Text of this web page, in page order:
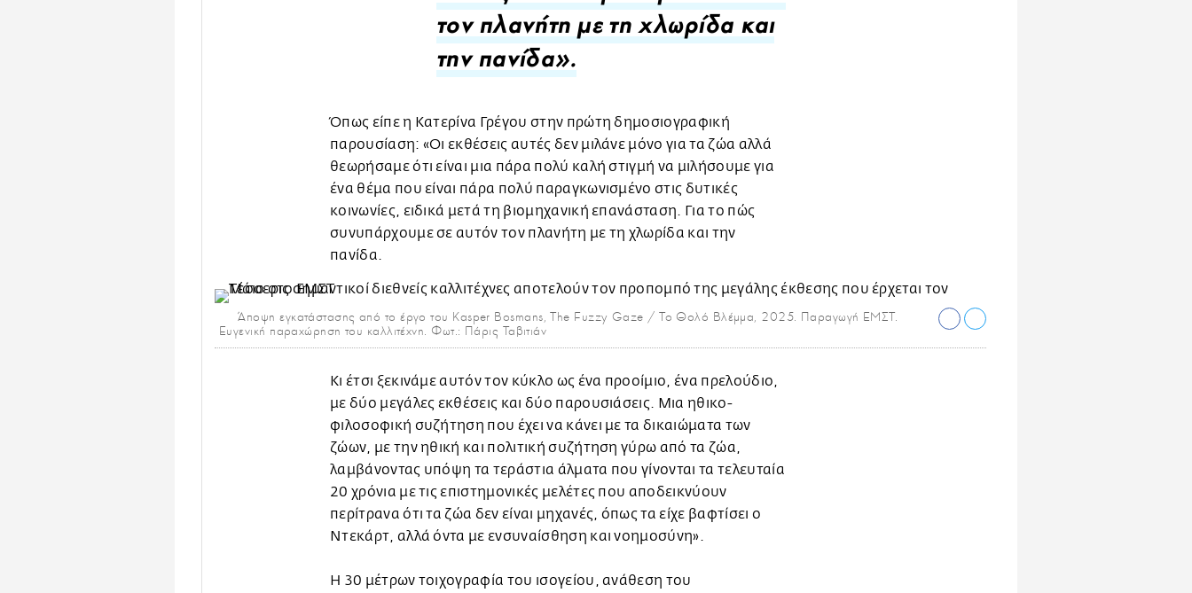
τον πλανήτη με τη χλωρίδα και
την πανίδα».
Όπως είπε η Κατερίνα Γρέγου στην πρώτη δημοσιογραφική
παρουσίαση: «Οι εκθέσεις αυτές δεν μιλάνε μόνο για τα ζώα αλλά
θεωρήσαμε ότι είναι μια πάρα πολύ καλή στιγμή να μιλήσουμε για
ένα θέμα που είναι πάρα πολύ παραγκωνισμένο στις δυτικές
κοινωνίες, ειδικά μετά τη βιομηχανική επανάσταση. Για το πώς
συνυπάρχουμε σε αυτόν τον πλανήτη με τη χλωρίδα και την
πανίδα.
Άποψη εγκατάστασης από το έργο του Kasper Bosmans, The Fuzzy Gaze / Το Θολό Βλέμμα, 2025. Παραγωγή ΕΜΣΤ.
Ευγενική παραχώρηση του καλλιτέχνη. Φωτ.: Πάρις Ταβιτιάν
Κι έτσι ξεκινάμε αυτόν τον κύκλο ως ένα προοίμιο, ένα πρελούδιο,
με δύο μεγάλες εκθέσεις και δύο παρουσιάσεις. Μια ηθικο-
φιλοσοφική συζήτηση που έχει να κάνει με τα δικαιώματα των
ζώων, με την ηθική και πολιτική συζήτηση γύρω από τα ζώα,
λαμβάνοντας υπόψη τα τεράστια άλματα που γίνονται τα τελευταία
20 χρόνια με τις επιστημονικές μελέτες που αποδεικνύουν
περίτρανα ότι τα ζώα δεν είναι μηχανές, όπως τα είχε βαφτίσει ο
Ντεκάρτ, αλλά όντα με ενσυναίσθηση και νοημοσύνη».
Η 30 μέτρων τοιχογραφία του ισογείου, ανάθεση του